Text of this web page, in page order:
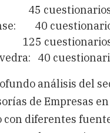
45
40
125
40
análisis del
de Empresas
con diferentes